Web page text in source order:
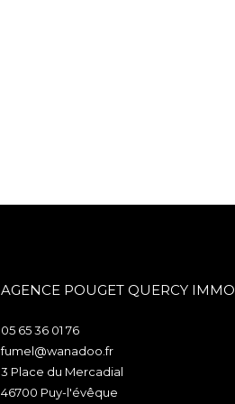
AGENCE POUGET QUERCY IMMO
05 65 36 01 76
fumel@wanadoo.fr
3 Place du Mercadial
46700
puy-l'évêque